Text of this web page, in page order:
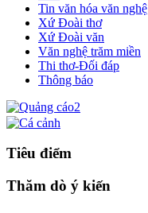
Tin văn hóa văn nghệ
Xứ Đoài thơ
Xứ Đoài văn
Văn nghệ trăm miền
Thi thơ-Đối đáp
Thông báo
Tiêu điểm
Thăm dò ý kiến